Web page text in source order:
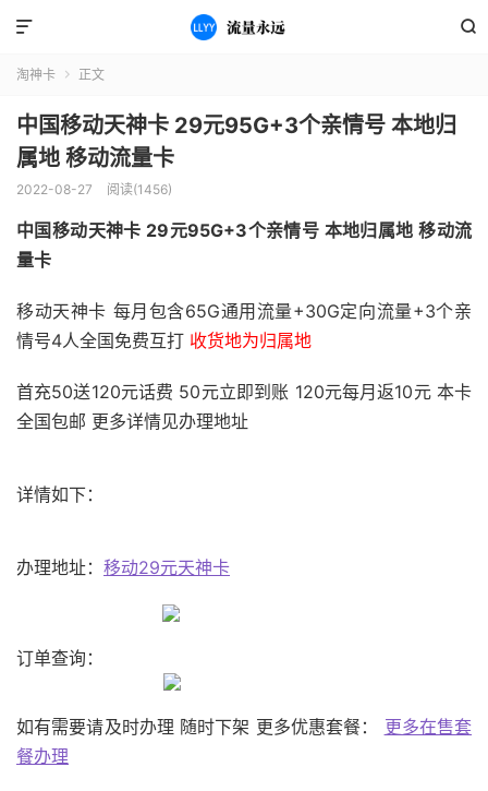


淘神卡  正文
中国移动天神卡 29元95G+3个亲情号 本地归
属地 移动流量卡
2022-08-27 阅读(1456)
中国移动天神卡 29元95G+3个亲情号 本地归属地 移动流
量卡
移动天神卡 每月包含65G通用流量+30G定向流量+3个亲
情号4人全国免费互打 收货地为归属地
首充50送120元话费 50元立即到账 120元每月返10元 本卡
全国包邮 更多详情见办理地址
详情如下：
办理地址： 移动29元天神卡
订单查询：
如有需要请及时办理 随时下架 更多优惠套餐： 更多在售套
餐办理